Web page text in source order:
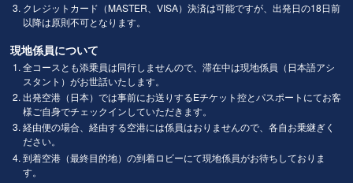
クレジットカード（MASTER、VISA）決済は可能ですが、出発日の18日前
以降は原則不可となります。
現地係員について
全コースとも添乗員は同行しませんので、滞在中は現地係員（日本語アシ
スタント）がお世話いたします。
出発空港（日本）では事前にお送りするEチケット控とパスポートにてお客
様ご自身でチェックインしていただきます。
経由便の場合、経由する空港には係員はおりませんので、各自お乗継ぎく
ださい。
到着空港（最終目的地）の到着ロビーにて現地係員がお待ちしておりま
す。